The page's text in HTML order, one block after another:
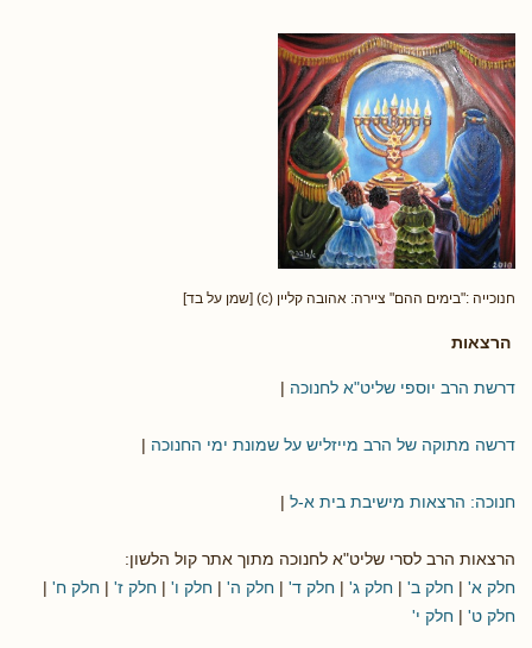
חנוכייה :"בימים ההם" ציירה: אהובה קליין (c) [שמן על בד]
הרצאות
דרשת הרב יוספי שליט"א לחנוכה |
דרשה מתוקה של הרב מייזליש על שמונת ימי החנוכה |
חנוכה: הרצאות מישיבת בית א-ל |
הרצאות הרב לסרי שליט"א לחנוכה מתוך אתר קול הלשון:
חלק א' | חלק ב' | חלק ג' | חלק ד' | חלק ה' | חלק ו' | חלק ז' | חלק ח' |
חלק ט' | חלק י'